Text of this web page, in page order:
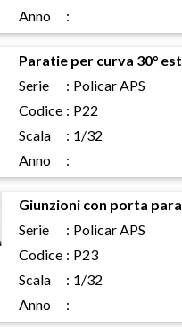
Anno
:
Paratie per curva 30°
Serie
: Policar APS
Codice : P22
Scala
: 1/32
Anno
:
Giunzioni con porta
Serie
: Policar APS
Codice : P23
Scala
: 1/32
Anno
: